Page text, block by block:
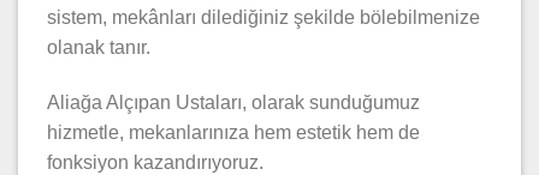
sistem, mekânları dilediğiniz şekilde bölebilmenize
olanak tanır.
Aliağa Alçıpan Ustaları, olarak sunduğumuz
hizmetle, mekanlarınıza hem estetik hem de
fonksiyon kazandırıyoruz.